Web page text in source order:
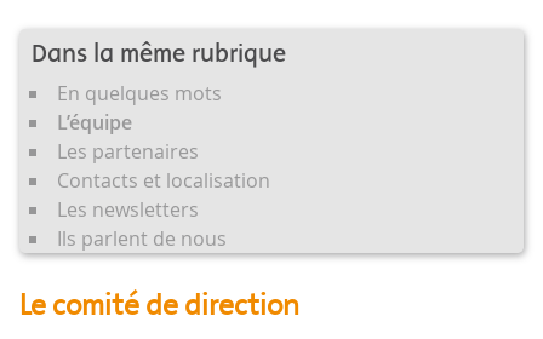
Dans la même rubrique
En quelques mots
L’équipe
Les partenaires
Contacts et localisation
Les newsletters
Ils parlent de nous
Le comité de direction